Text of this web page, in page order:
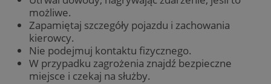
możliwe.
Zapamiętaj szczegóły pojazdu i zachowania
kierowcy.
Nie podejmuj kontaktu fizycznego.
W przypadku zagrożenia znajdź bezpieczne
miejsce i czekaj na służby.